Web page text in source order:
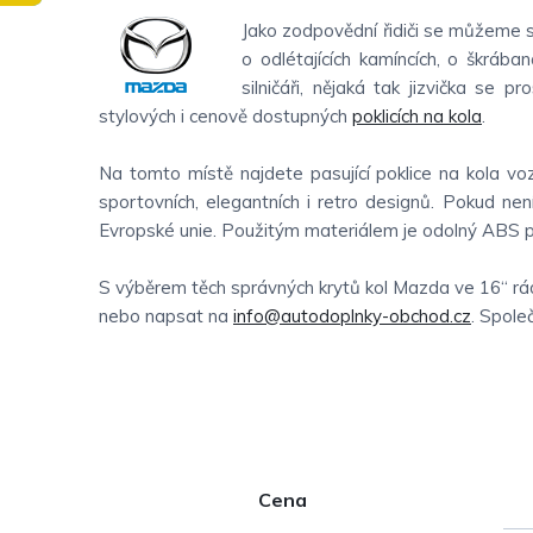
Jako zodpovědní řidiči se
o odlétajících kamíncích, o
silničáři, nějaká tak jizvička se
stylových i cenově dostupných poklicích na kola.
Na tomto místě najdete pasující poklice na kola
sportovních, elegantních i retro designů. Pokud
Evropské unie. Použitým materiálem je odolný ABS
S výběrem těch správných krytů kol Mazda ve 16“
nebo napsat na info@autodoplnky-obchod.cz.
Cena